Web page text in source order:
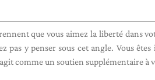
que vous aimez la liberté dans
pas y penser sous cet angle. Vous
comme un soutien supplémentaire à